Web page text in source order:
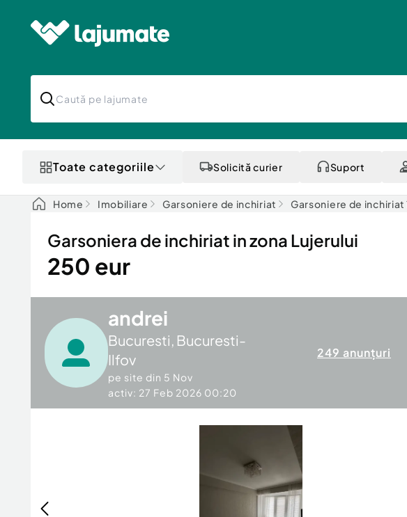
Toate categoriile Solicită curier Suport
Home Imobiliare Garsoniere de inchiriat Garsoniere de
Garsoniera de inchiriat in zona Lujerului
250 eur
andrei
Bucuresti, Bucuresti-
Ilfov
pe site din 5 Nov
activ: 27 Feb 2026 00:20
249 anunțuri